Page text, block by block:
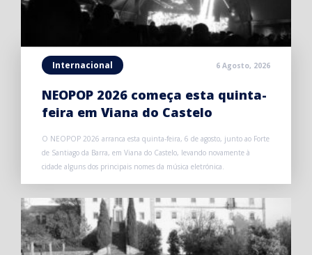
Internacional 6 Agosto, 2026
NEOPOP 2026 começa esta quinta-
feira em Viana do Castelo
O NEOPOP 2026 arranca esta quinta-feira, 6 de agosto, junto ao Forte
de Santiago da Barra, em Viana do Castelo, levando novamente à
cidade alguns dos principais nomes da música eletrónica.